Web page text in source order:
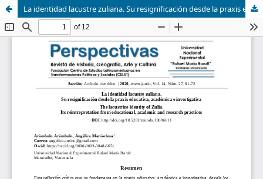
La identidad lacustre zuliana. Su resignificación desde la praxis educativa, académica e investigativa